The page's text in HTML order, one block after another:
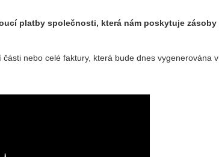
platby společnosti, která nám poskytuje zásoby
nebo celé faktury, která bude dnes vygenerována v